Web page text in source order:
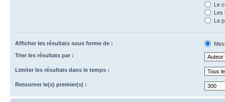
Le
Les
Le
Afficher les résultats sous forme de :
Trier les résultats par :
Limiter les résultats dans le temps :
Retourner le(s) premier(s) :